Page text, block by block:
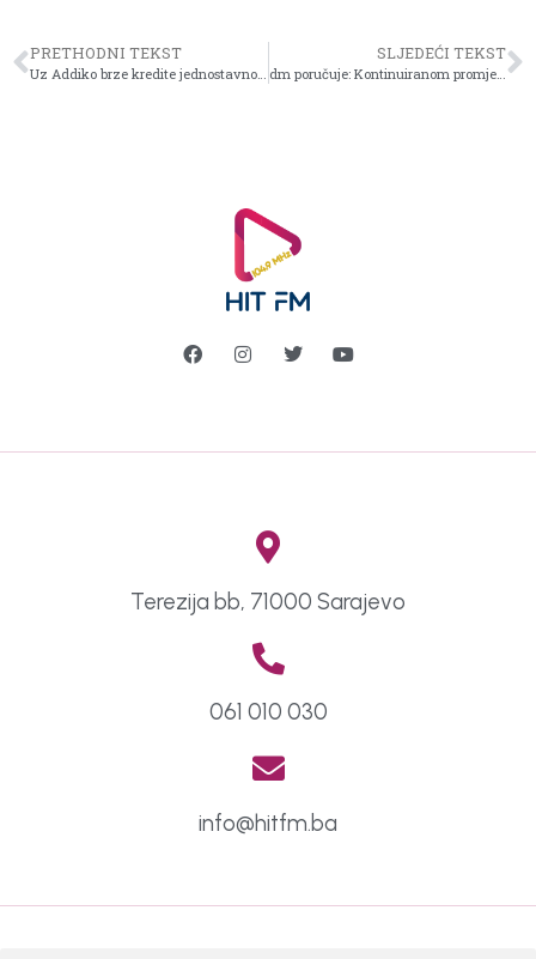
PRETHODNI TEKST
Uz Addiko brze kredite jednostavno i brzo postanite vlasnici novog Peugeot vozila!
SLJEDEĆI TEKST
dm poručuje: Kontinuiranom promjenom navika obilježimo Dan planete Zemlje
Terezija bb, 71000 Sarajevo
061 010 030
info@hitfm.ba